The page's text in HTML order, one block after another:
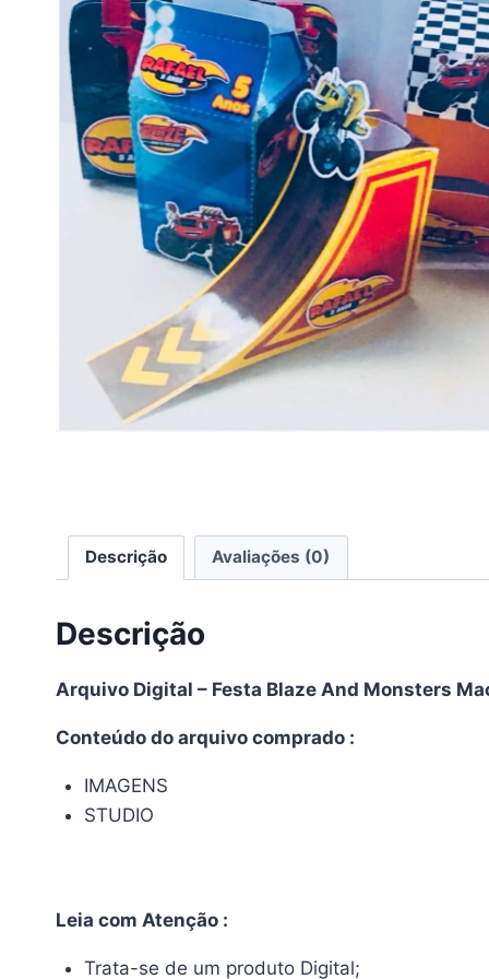
Descrição Avaliações (0)
Descrição
Arquivo Digital – Festa Blaze And Monsters
Conteúdo do arquivo comprado :
IMAGENS
STUDIO
Leia com Atenção :
Trata-se de um produto Digital;